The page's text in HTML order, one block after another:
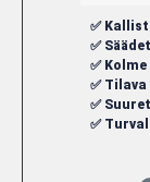
✅
✅
✅
✅
✅
✅